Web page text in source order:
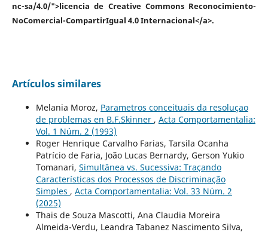
nc-sa/4.0/">licencia de Creative Commons Reconocimiento-
NoComercial-CompartirIgual 4.0 Internacional</a>.
Artículos similares
Melania Moroz, Parametros conceituais da resoluçao
de problemas en B.F.Skinner , Acta Comportamentalia:
Vol. 1 Núm. 2 (1993)
Roger Henrique Carvalho Farias, Tarsila Ocanha
Patrício de Faria, João Lucas Bernardy, Gerson Yukio
Tomanari, Simultânea vs. Sucessiva: Traçando
Características dos Processos de Discriminação
Simples , Acta Comportamentalia: Vol. 33 Núm. 2
(2025)
Thais de Souza Mascotti, Ana Claudia Moreira
Almeida-Verdu, Leandra Tabanez Nascimento Silva,